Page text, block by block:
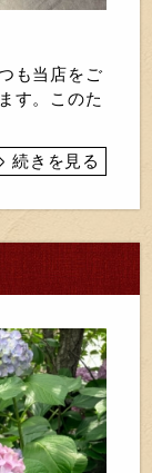
も当店をご
す。このた
続きを見る